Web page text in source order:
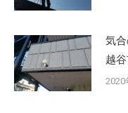
気
越谷
2020